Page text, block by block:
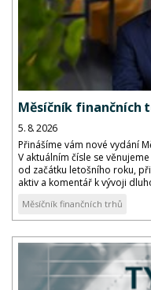
Měsíčník finančních
5. 8. 2026
Přinášíme vám nové vydání
V aktuálním čísle se
od začátku letošního roku,
aktiv a komentář k vývoji
Měsíčník finančních trhů